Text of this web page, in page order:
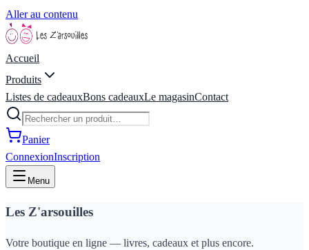
Aller au contenu
Accueil
Produits
Listes de cadeauxBons cadeauxLe magasinContact
Panier
ConnexionInscription
Menu
Les Z'arsouilles
Votre boutique en ligne — livres, cadeaux et plus encore.